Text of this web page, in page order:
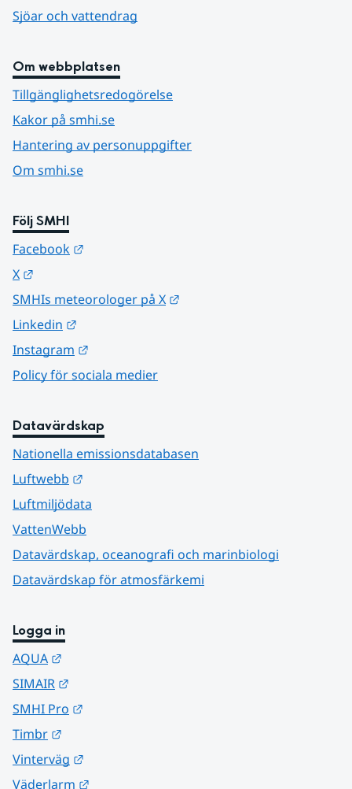
Sjöar och vattendrag
Om webbplatsen
Tillgänglighetsredogörelse
Kakor på smhi.se
Hantering av personuppgifter
Om smhi.se
Följ SMHI
Facebook
X
SMHIs meteorologer på X
Linkedin
Instagram
Policy för sociala medier
Datavärdskap
Nationella emissionsdatabasen
Luftwebb
Luftmiljödata
VattenWebb
Datavärdskap, oceanografi och marinbiologi
Datavärdskap för atmosfärkemi
Logga in
AQUA
SIMAIR
SMHI Pro
Timbr
Vinterväg
Väderlarm